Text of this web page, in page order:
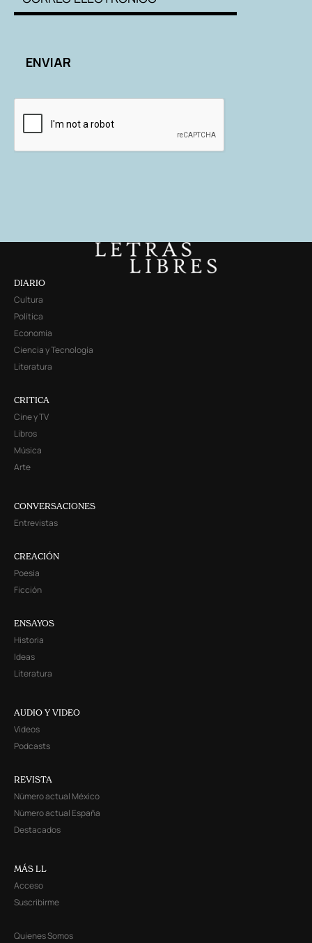
DIARIO
Cultura
Política
Economía
Ciencia y Tecnología
Literatura
CRITICA
Cine y TV
Libros
Música
Arte
CONVERSACIONES
Entrevistas
CREACIÓN
Poesía
Ficción
ENSAYOS
Historia
Ideas
Literatura
AUDIO Y VIDEO
Videos
Podcasts
REVISTA
Número actual México
Número actual España
Destacados
MÁS LL
Acceso
Suscribirme
Quienes Somos